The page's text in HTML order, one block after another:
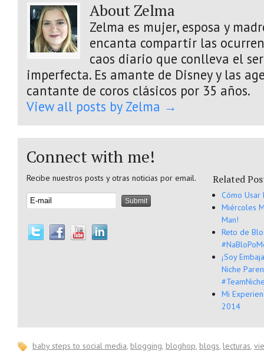
About Zelma
Zelma es mujer, esposa y
encanta compartir las
caos diario que conlleva el
imperfecta. Es amante de Disney y las
cantante de coros clásicos por 35 años.
View all posts by Zelma →
Connect with me!
Recibe nuestros posts y otras noticias por email. Related
Cómo Usar
Miércoles
Man!
Reto de
¡Soy
Niche
Mi
2014
baby steps to social media, blogging, bloghop, blogs, lecturas,